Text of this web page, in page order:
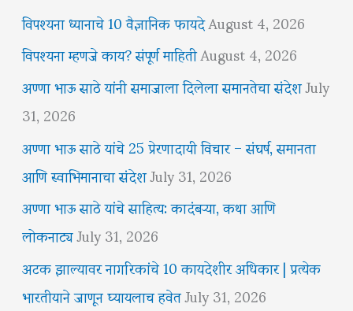
विपश्यना ध्यानाचे 10 वैज्ञानिक फायदेAugust 4, 2026
विपश्यना म्हणजे काय? संपूर्ण माहितीAugust 4, 2026
अण्णा भाऊ साठे यांनी समाजाला दिलेला समानतेचा संदेशJuly
31, 2026
अण्णा भाऊ साठे यांचे 25 प्रेरणादायी विचार – संघर्ष, समानता
आणि स्वाभिमानाचा संदेशJuly 31, 2026
अण्णा भाऊ साठे यांचे साहित्य: कादंबऱ्या, कथा आणि
लोकनाट्यJuly 31, 2026
अटक झाल्यावर नागरिकांचे 10 कायदेशीर अधिकार | प्रत्येक
भारतीयाने जाणून घ्यायलाच हवेतJuly 31, 2026